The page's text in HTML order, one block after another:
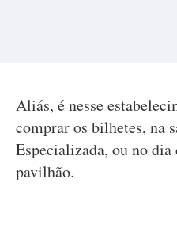
Aliás, é nesse
comprar os bilhetes, na
Especializada, ou no dia
pavilhão.